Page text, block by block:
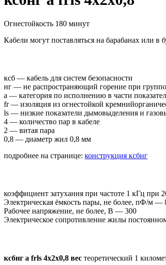
Огнестойкость 180 минут
Кабели могут поставляться на барабанах или в
ксб — кабель для систем безопасности
нг — не распространяющий горение при
а — категория по исполнению в части
fr — изоляция из огнестойкой
ls — низкие показатели дымовыделения и
4 — количество пар в кабеле
2 — витая пара
0,8 — диаметр жил 0,8 мм
подробнее на странице: конструкция ксбнг
коэффициент затухания при частоте 1 кГц при
Электрическая ёмкость пары, не более, пФ/м —
Рабочее напряжение, не более, В — 300
Электрическое сопротивление жилы
ксбнг а frls 4х2х0,8 вес теоретический 1